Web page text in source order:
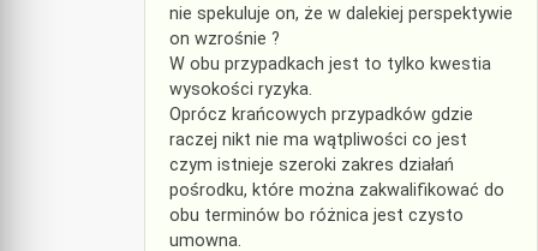
nie spekuluje on, że w dalekiej perspektywie
on wzrośnie ?
W obu przypadkach jest to tylko kwestia
wysokości ryzyka.
Oprócz krańcowych przypadków gdzie
raczej nikt nie ma wątpliwości co jest
czym istnieje szeroki zakres działań
pośrodku, które można zakwalifikować do
obu terminów bo różnica jest czysto
umowna.